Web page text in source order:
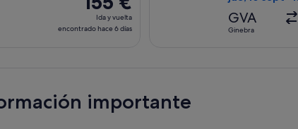
9 horas
Ida
y
Ida y vuelta
encontrado hace 6 días
GVA
Ginebra
importante